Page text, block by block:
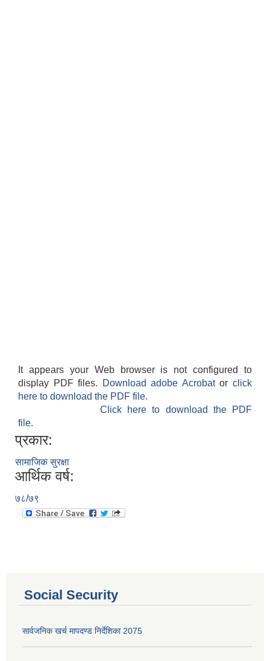
It appears your Web browser is not configured to
display PDF files.
Download adobe Acrobatorclick
here to download the PDF file.
Click here to download the PDF
file.
प्रकार:
सामाजिक सुरक्षा
आर्थिक वर्ष:
७८/७९
Social Security
सार्वजनिक खर्च मापदण्ड निर्देशिका 2075